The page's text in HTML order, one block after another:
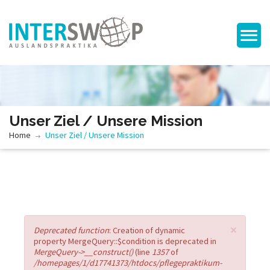
Unser Ziel / Unsere Mission
Home Unser Ziel / Unsere Mission
×
Error message
Deprecated function: Creation of dynamic
property MergeQuery::$condition is deprecated in
MergeQuery->__construct()(line 1357of
/homepages/1/d17741373/htdocs/pflegepraktikum-